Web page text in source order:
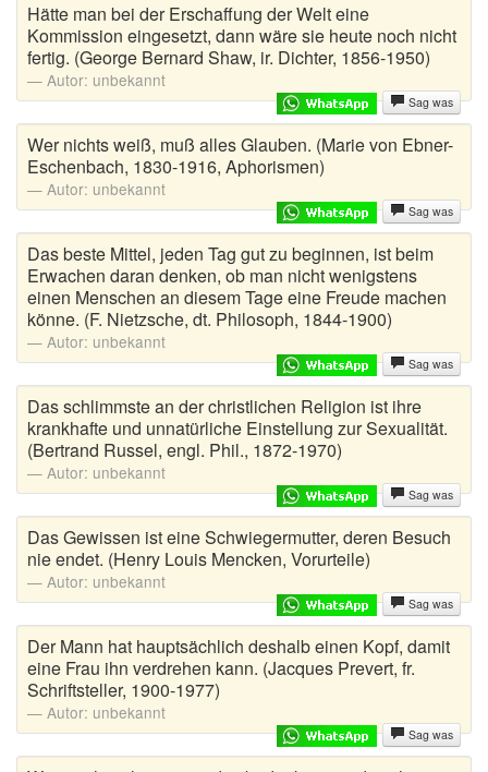
Hätte man bei der Erschaffung der Welt eine
Kommission eingesetzt, dann wäre sie heute noch nicht
fertig. (George Bernard Shaw, ir. Dichter, 1856-1950)
Autor: unbekannt
Sag was
Wer nichts weiß, muß alles Glauben. (Marie von Ebner-
Eschenbach, 1830-1916, Aphorismen)
Autor: unbekannt
Sag was
Das beste Mittel, jeden Tag gut zu beginnen, ist beim
Erwachen daran denken, ob man nicht wenigstens
einen Menschen an diesem Tage eine Freude machen
könne. (F. Nietzsche, dt. Philosoph, 1844-1900)
Autor: unbekannt
Sag was
Das schlimmste an der christlichen Religion ist ihre
krankhafte und unnatürliche Einstellung zur Sexualität.
(Bertrand Russel, engl. Phil., 1872-1970)
Autor: unbekannt
Sag was
Das Gewissen ist eine Schwiegermutter, deren Besuch
nie endet. (Henry Louis Mencken, Vorurteile)
Autor: unbekannt
Sag was
Der Mann hat hauptsächlich deshalb einen Kopf, damit
eine Frau ihn verdrehen kann. (Jacques Prevert, fr.
Schriftsteller, 1900-1977)
Autor: unbekannt
Sag was